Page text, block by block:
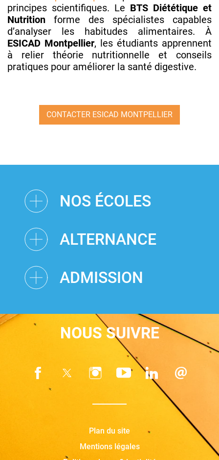
principes scientifiques. Le BTS Diététique et
Nutrition forme des spécialistes capables
d’analyser les habitudes alimentaires. À
ESICAD Montpellier, les étudiants apprennent
à relier théorie nutritionnelle et conseils
pratiques pour améliorer la santé digestive.
CONTACTER ESICAD MONTPELLIER
NOS ÉCOLES
ALTERNANCE
ADMISSION
NOUS SUIVRE
Plan du site
Mentions légales